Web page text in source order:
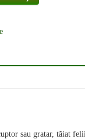
sau gratar, tăiat